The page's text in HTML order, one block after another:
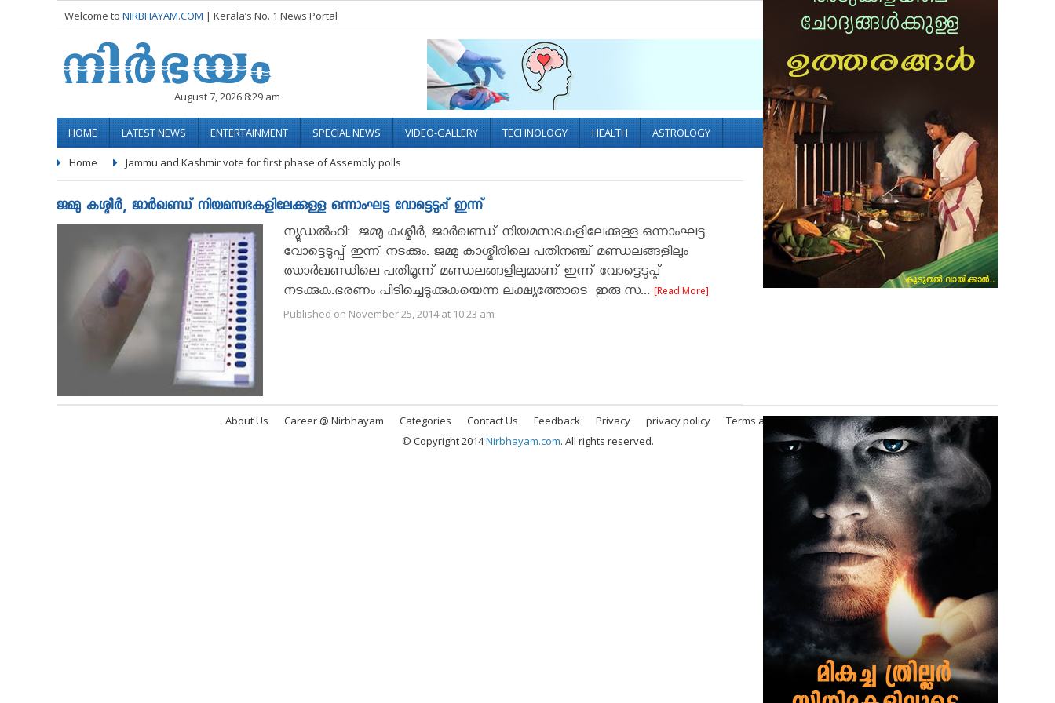
Welcome to NIRBHAYAM.COM | Kerala’s No. 1 News Portal Socialize with us
August 7, 2026 8:29 am
HOME LATEST NEWS ENTERTAINMENT SPECIAL NEWS VIDEO-GALLERY TECHNOLOGY HEALTH ASTROLOGY
Home Jammu and Kashmir vote for first phase of Assembly polls
ജമ്മു കശ്മീര്‍, ജാര്‍ഖണ്ഡ് നിയമസഭകളിലേക്കുള്ള ഒന്നാംഘട്ട വോട്ടെടുപ്പ് ഇന്ന്
ന്യൂഡല്‍ഹി: ജമ്മു കശ്മീര്‍, ജാര്‍ഖണ്ഡ് നിയമസഭകളിലേക്കുള്ള ഒന്നാംഘട്ട
വോട്ടെടുപ്പ് ഇന്ന് നടക്കും. ജമ്മു കാശ്മീരിലെ പതിനഞ്ച് മണ്ഡലങ്ങളിലും
ഝാര്‍ഖണ്ഡിലെ പതിമൂന്ന് മണ്ഡലങ്ങളിലുമാണ് ഇന്ന് വോട്ടെടുപ്പ്
നടക്കുക.ഭരണം പിടിച്ചെടുക്കുകയെന്ന ലക്ഷ്യത്തോടെ ഇരു സ... [Read More]
Published on November 25, 2014 at 10:23 am
About Us Career @ Nirbhayam Categories Contact Us Feedback Privacy privacy policy
Terms and Conditions
© Copyright 2014Nirbhayam.com. All rights reserved.